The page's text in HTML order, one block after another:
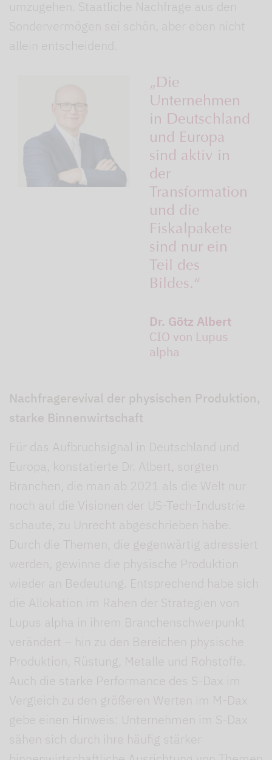
umzugehen. Staatliche Nachfrage aus den
Sondervermögen sei schön, aber eben nicht
allein entscheidend.
„Die
Unternehmen
in Deutschland
und Europa
sind aktiv in
der
Transformation
und die
Fiskalpakete
sind nur ein
Teil des
Bildes.“
Dr. Götz Albert
CIO von Lupus
alpha
Nachfragerevival der physischen Produktion,
starke Binnenwirtschaft
Für das Aufbruchsignal in Deutschland und
Europa, konstatierte Dr. Albert, sorgten
Branchen, die man ab 2021 als die Welt nur
noch auf die Visionen der US-Tech-Industrie
schaute, zu Unrecht abgeschrieben habe.
Durch die Themen, die gegenwärtig adressiert
werden, gewinne die physische Produktion
wieder an Bedeutung. Entsprechend habe sich
die Allokation im Rahen der Strategien von
Lupus alpha in ihrem Branchenschwerpunkt
verändert – hin zu den Bereichen physische
Produktion, Rüstung, Metalle und Rohstoffe.
Auch die starke Performance des S-Dax im
Vergleich zu den größeren Werten im M-Dax
gebe einen Hinweis: Unternehmen im S-Dax
sähen sich durch ihre häufig stärker